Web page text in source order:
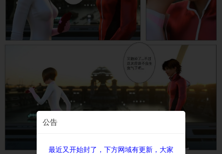
公告
最近又开始封了，下方网域有更新，大家